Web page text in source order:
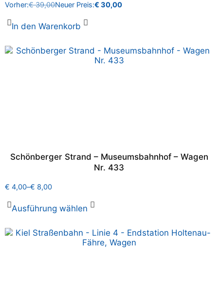
Vorher:€39,00Neuer Preis:€ 30,00
In den Warenkorb
Schönberger Strand – Museumsbahnhof – Wagen
Nr. 433
€ 4,00–€ 8,00
Ausführung wählen